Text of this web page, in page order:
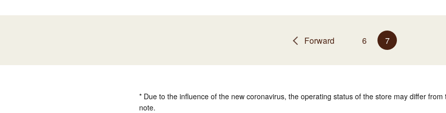
Forward 6 7
* Due to the influence of the new coronavirus, the operating status of the store may differ
note.